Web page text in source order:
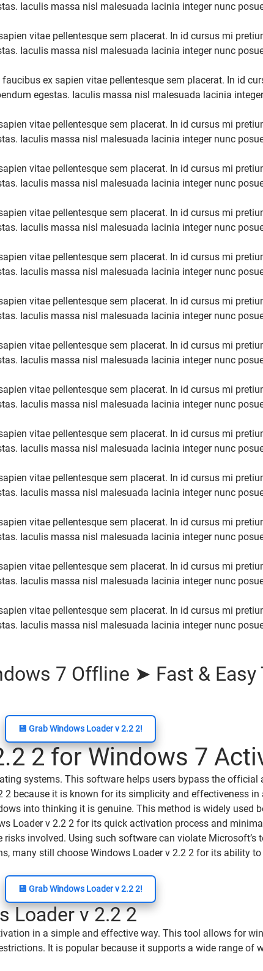
Iaculis massa nisl malesuada lacinia integer nunc
vitae pellentesque sem placerat. In id cursus mi
Iaculis massa nisl malesuada lacinia integer nunc
ex sapien vitae pellentesque sem placerat. In id
egestas. Iaculis massa nisl malesuada lacinia
vitae pellentesque sem placerat. In id cursus mi
Iaculis massa nisl malesuada lacinia integer nunc
vitae pellentesque sem placerat. In id cursus mi
Iaculis massa nisl malesuada lacinia integer nunc
vitae pellentesque sem placerat. In id cursus mi
Iaculis massa nisl malesuada lacinia integer nunc
vitae pellentesque sem placerat. In id cursus mi
Iaculis massa nisl malesuada lacinia integer nunc
vitae pellentesque sem placerat. In id cursus mi
Iaculis massa nisl malesuada lacinia integer nunc
vitae pellentesque sem placerat. In id cursus mi
Iaculis massa nisl malesuada lacinia integer nunc
vitae pellentesque sem placerat. In id cursus mi
Iaculis massa nisl malesuada lacinia integer nunc
vitae pellentesque sem placerat. In id cursus mi
Iaculis massa nisl malesuada lacinia integer nunc
vitae pellentesque sem placerat. In id cursus mi
Iaculis massa nisl malesuada lacinia integer nunc
vitae pellentesque sem placerat. In id cursus mi
Iaculis massa nisl malesuada lacinia integer nunc
vitae pellentesque sem placerat. In id cursus mi
Iaculis massa nisl malesuada lacinia integer nunc
vitae pellentesque sem placerat. In id cursus mi
Iaculis massa nisl malesuada lacinia integer nunc
7 Offline ➤ Fast & Easy
💾 Grab Windows Loader v 2.2 2!
2 for Windows 7
systems. This software helps users bypass the
because it is known for its simplicity and effectiveness
into thinking it is genuine. This method is widely used
Loader v 2.2 2 for its quick activation process and
involved. Using such software can violate
many still choose Windows Loader v 2.2 2 for its ability
💾 Grab Windows Loader v 2.2 2!
Loader v 2.2 2
in a simple and effective way. This tool allows for
It is popular because it supports a wide range of